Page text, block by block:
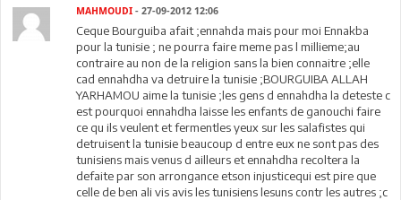
MAHMOUDI - 27-09-2012 12:06
Ceque Bourguiba afait ;ennahda mais pour moi Ennakba
pour la tunisie ; ne pourra faire meme pas l millieme;au
contraire au non de la religion sans la bien connaitre ;elle
cad ennahdha va detruire la tunisie ;BOURGUIBA ALLAH
YARHAMOU aime la tunisie ;les gens d ennahdha la deteste c
est pourquoi ennahdha laisse les enfants de ganouchi faire
ce qu ils veulent et fermentles yeux sur les salafistes qui
detruisent la tunisie beaucoup d entre eux ne sont pas des
tunisiens mais venus d ailleurs et ennahdha recoltera la
defaite par son arrongance etson injusticequi est pire que
celle de ben ali vis avis les tunisiens lesuns contr les autres ;c